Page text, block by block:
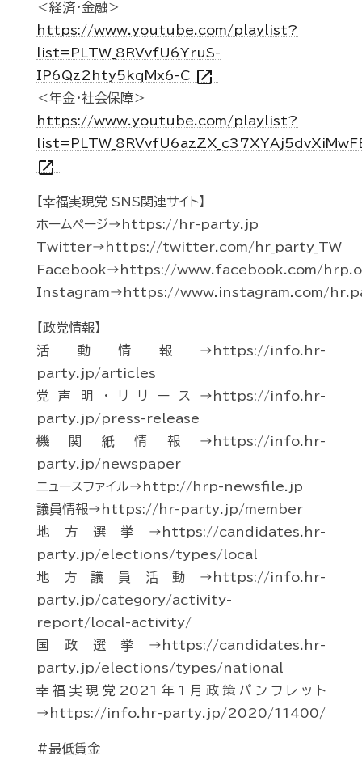
＜経済・金融＞
https://www.youtube.com/playlist?
list=PLTW_8RVvfU6YruS-
IP6Qz2hty5kqMx6-C open_in_new
＜年金・社会保障＞
https://www.youtube.com/playlist?
open_in_new
【幸福実現党 SNS関連サイト】
ホームページ→https://hr-party.jp
Twitter→https://twitter.com/hr_party_TW
Facebook→https://www.facebook.com/
Instagram→https://www.instagram.com/
【政党情報】
活動情報→https://info.hr-
party.jp/articles
党声明・リリース→https://info.hr-
party.jp/press-release
機関紙情報→https://info.hr-
party.jp/newspaper
ニュースファイル→http://hrp-newsfile.jp
議員情報→https://hr-party.jp/member
地方選挙→https://candidates.hr-
party.jp/elections/types/local
地方議員活動→https://info.hr-
party.jp/category/activity-
report/local-activity/
国政選挙→https://candidates.hr-
party.jp/elections/types/national
幸福実現党2021年1月政策パンフレット
→https://info.hr-party.jp/2020/11400/
#最低賃金